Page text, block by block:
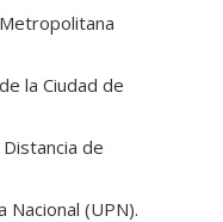
la Ciudad de
de
Nacional (UPN).